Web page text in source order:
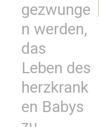
gezwunge
n werden,
das
Leben des
herzkrank
en Babys